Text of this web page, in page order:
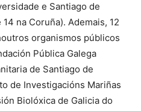
e Santiago de
na Coruña). Ademais, 12
organismos públicos
Pública Galega
de Santiago de
de Investigacións Mariñas
Biolóxica de Galicia do